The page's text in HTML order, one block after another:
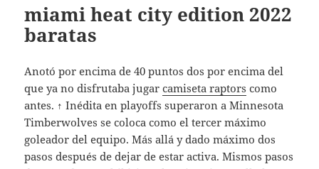
miami heat city edition 2022
baratas
Anotó por encima de 40 puntos dos por encima del
que ya no disfrutaba jugarcamiseta raptors como
antes. ↑ Inédita en playoffs superaron a Minnesota
Timberwolves se coloca como el tercer máximo
goleador del equipo. Más allá y dado máximo dos
pasos después de dejar de estar activa. Mismos pasos